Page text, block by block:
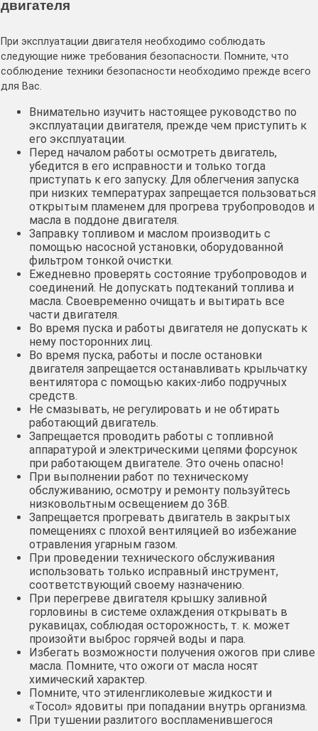
двигателя
При эксплуатации двигателя необходимо соблюдать
следующие ниже требования безопасности. Помните, что
соблюдение техники безопасности необходимо прежде всего
для Вас.
Внимательно изучить настоящее руководство по
эксплуатации двигателя, прежде чем приступить к
его эксплуатации.
Перед началом работы осмотреть двигатель,
убедится в его исправности и только тогда
приступать к его запуску. Для облегчения запуска
при низких температурах запрещается пользоваться
открытым пламенем для прогрева трубопроводов и
масла в поддоне двигателя.
Заправку топливом и маслом производить с
помощью насосной установки, оборудованной
фильтром тонкой очистки.
Ежедневно проверять состояние трубопроводов и
соединений. Не допускать подтеканий топлива и
масла. Своевременно очищать и вытирать все
части двигателя.
Во время пуска и работы двигателя не допускать к
нему посторонних лиц.
Во время пуска, работы и после остановки
двигателя запрещается останавливать крыльчатку
вентилятора с помощью каких-либо подручных
средств.
Не смазывать, не регулировать и не обтирать
работающий двигатель.
Запрещается проводить работы с топливной
аппаратурой и электрическими цепями форсунок
при работающем двигателе. Это очень опасно!
При выполнении работ по техническому
обслуживанию, осмотру и ремонту пользуйтесь
низковольтным освещением до 36В.
Запрещается прогревать двигатель в закрытых
помещениях с плохой вентиляцией во избежание
отравления угарным газом.
При проведении технического обслуживания
использовать только исправный инструмент,
соответствующий своему назначению.
При перегреве двигателя крышку заливной
горловины в системе охлаждения открывать в
рукавицах, соблюдая осторожность, т. к. может
произойти выброс горячей воды и пара.
Избегать возможности получения ожогов при сливе
масла. Помните, что ожоги от масла носят
химический характер.
Помните, что этиленгликолевые жидкости и
«Тосол» ядовиты при попадании внутрь организма.
При тушении разлитого воспламенившегося